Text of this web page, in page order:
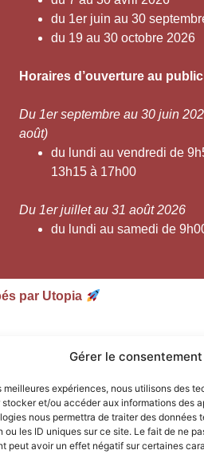
Gérer le consentement
meilleures expériences, nous utilisons des
et/ou accéder aux informations des
nous permettra de traiter des données
ou les ID uniques sur ce site. Le fait de ne
peut avoir un effet négatif sur certaines
du 1er juin au 30
du 19 au 30 octobre 2026
Horaires d’ouverture au
Du 1er septembre au 30 juin
août)
du lundi au vendredi de
13h15 à 17h00
Du 1er juillet au 31 août 2026
du lundi au samedi de
par Utopia